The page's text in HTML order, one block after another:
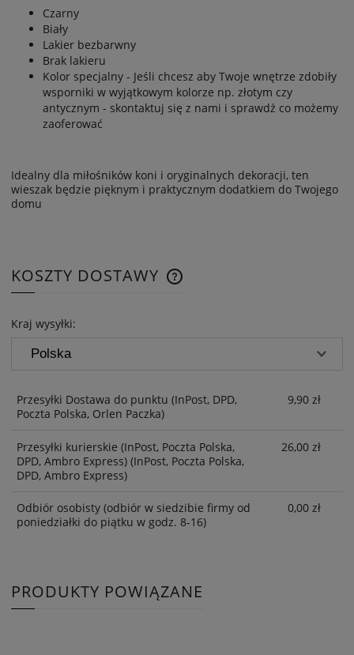
Czarny
Biały
Lakier bezbarwny
Brak lakieru
Kolor specjalny - Jeśli chcesz aby Twoje wnętrze zdobiły
wsporniki w wyjątkowym kolorze np. złotym czy
antycznym - skontaktuj się z nami i sprawdź co możemy
zaoferować
Idealny dla miłośników koni i oryginalnych dekoracji, ten
wieszak będzie pięknym i praktycznym dodatkiem do Twojego
domu
KOSZTY DOSTAWY
Kraj wysyłki:
Przesyłki Dostawa do punktu (InPost, DPD,
Poczta Polska, Orlen Paczka)
9,90 zł
Przesyłki kurierskie (InPost, Poczta Polska,
DPD, Ambro Express) (InPost, Poczta Polska,
DPD, Ambro Express)
26,00 zł
Odbiór osobisty (odbiór w siedzibie firmy od
poniedziałki do piątku w godz. 8-16)
0,00 zł
PRODUKTY POWIĄZANE